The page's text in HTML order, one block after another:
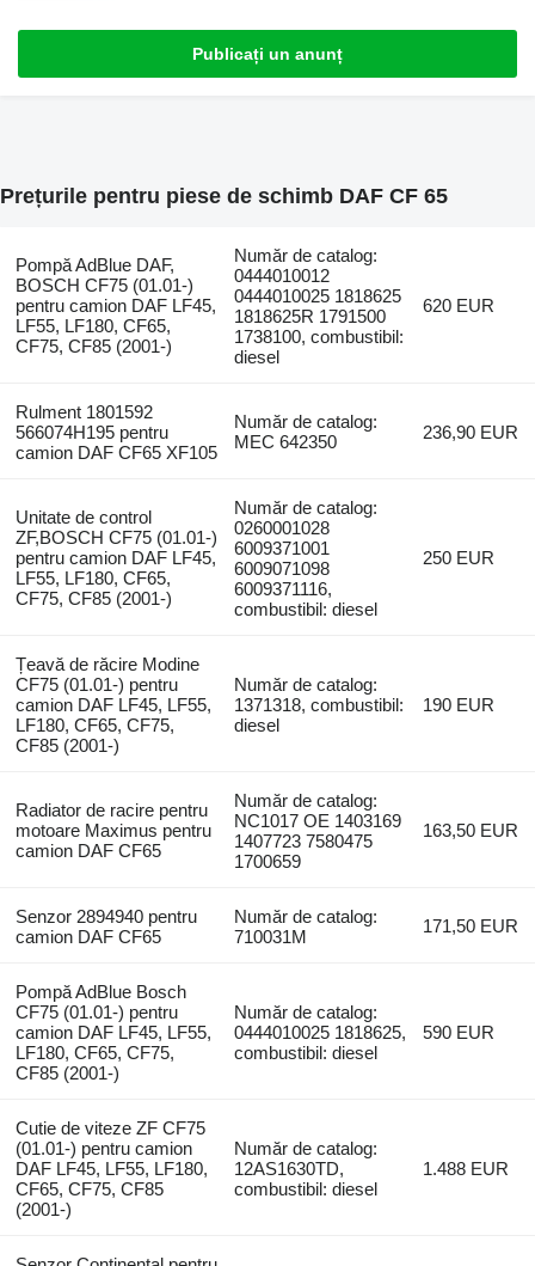
Publicați un anunț
Prețurile pentru piese de schimb DAF CF 65
Pompă AdBlue DAF,
BOSCH CF75 (01.01-)
pentru camion DAF LF45,
LF55, LF180, CF65,
CF75, CF85 (2001-)
Număr de catalog:
0444010012
0444010025 1818625
1818625R 1791500
1738100, combustibil:
diesel
620 EUR
Rulment 1801592
566074H195 pentru
camion DAF CF65 XF105
Număr de catalog:
MEC 642350
236,90 EUR
Unitate de control
ZF,BOSCH CF75 (01.01-)
pentru camion DAF LF45,
LF55, LF180, CF65,
CF75, CF85 (2001-)
Număr de catalog:
0260001028
6009371001
6009071098
6009371116,
combustibil: diesel
250 EUR
Țeavă de răcire Modine
CF75 (01.01-) pentru
camion DAF LF45, LF55,
LF180, CF65, CF75,
CF85 (2001-)
Număr de catalog:
1371318, combustibil:
diesel
190 EUR
Radiator de racire pentru
motoare Maximus pentru
camion DAF CF65
Număr de catalog:
NC1017 OE 1403169
1407723 7580475
1700659
163,50 EUR
Senzor 2894940 pentru
camion DAF CF65
Număr de catalog:
710031M
171,50 EUR
Pompă AdBlue Bosch
CF75 (01.01-) pentru
camion DAF LF45, LF55,
LF180, CF65, CF75,
CF85 (2001-)
Număr de catalog:
0444010025 1818625,
combustibil: diesel
590 EUR
Cutie de viteze ZF CF75
(01.01-) pentru camion
DAF LF45, LF55, LF180,
CF65, CF75, CF85
(2001-)
Număr de catalog:
12AS1630TD,
combustibil: diesel
1.488 EUR